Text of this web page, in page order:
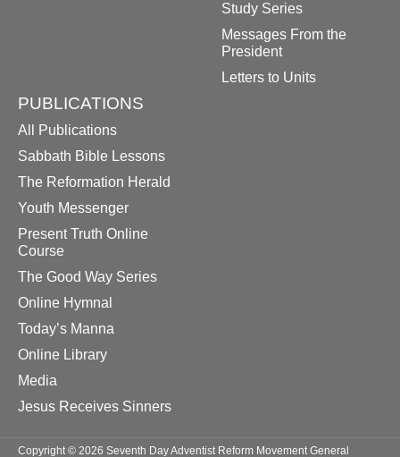
Study Series
Messages From the
President
Letters to Units
PUBLICATIONS
All Publications
Sabbath Bible Lessons
The Reformation Herald
Youth Messenger
Present Truth Online
Course
The Good Way Series
Online Hymnal
Today’s Manna
Online Library
Media
Jesus Receives Sinners
Copyright © 2026 Seventh Day Adventist Reform Movement General